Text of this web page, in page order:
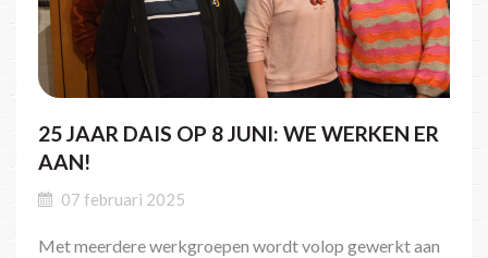
25 JAAR DAIS OP 8 JUNI: WE WERKEN ER
AAN!
07 februari 2025
Met meerdere werkgroepen wordt volop gewerkt aan